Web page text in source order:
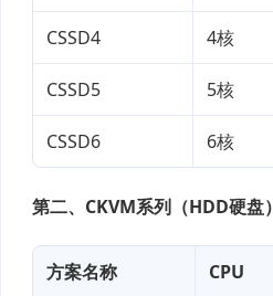
CSSD4 4核
CSSD5 5核
CSSD6 6核
第二、CKVM系列（HDD硬盘）
方案名称 CPU